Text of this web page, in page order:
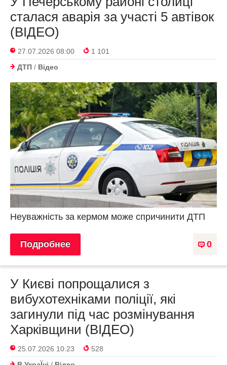
сталася аварія за участі 5 автівок
(ВІДЕО)
27.07.2026 08:00
1 101
ДТП / Відео
Неуважність за кермом може спричинити ДТП
0
Подробнее
У Києві попрощалися з
вибухотехніками поліції, які
загинули під час розмінування
Харківщини (ВІДЕО)
25.07.2026 10:23
528